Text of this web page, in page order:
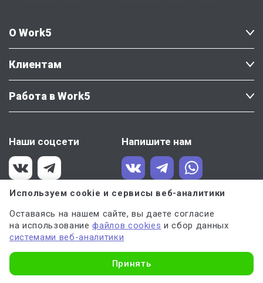
О Work5
Клиентам
Работа в Work5
Наши соцсети Напишите нам
Есть вопросы или предложения?
НапишитеКрестине Мерзляковой
— директору по качеству Work5
Политика конфиденциальности
Используем cookie и сервисы веб-аналитики
Оставаясь на нашем сайте, вы даете согласие
на использованиефайлов cookies и сбор данных
системами веб-аналитики
Принять